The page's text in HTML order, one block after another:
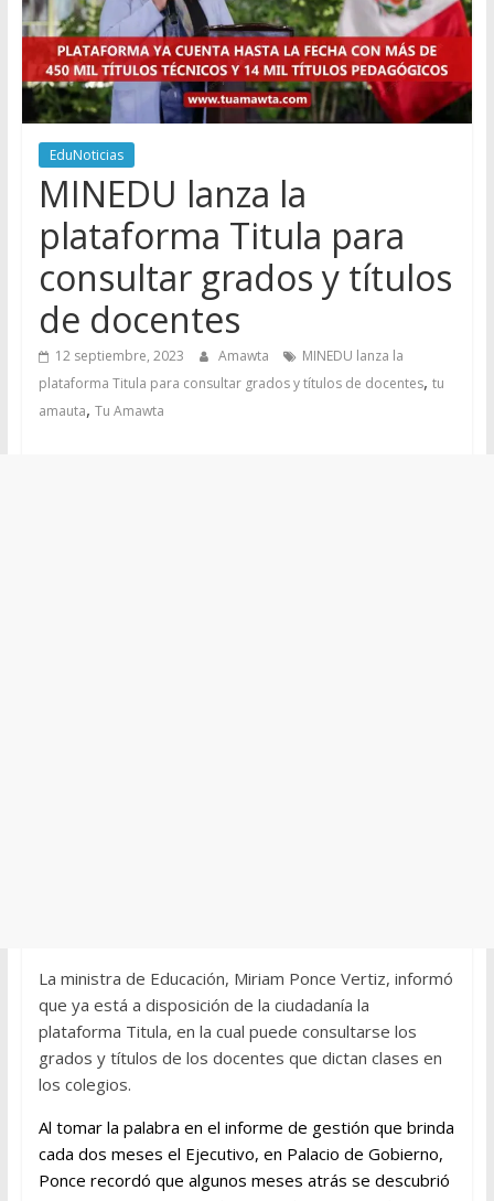
EduNoticias
MINEDU lanza la
plataforma Titula para
consultar grados y títulos
de docentes
12 septiembre, 2023 Amawta
MINEDU lanza la
plataforma Titula para consultar grados y títulos de docentes, tu
amauta, Tu Amawta
La ministra de Educación, Miriam Ponce Vertiz, informó
que ya está a disposición de la ciudadanía la
plataforma Titula, en la cual puede consultarse los
grados y títulos de los docentes que dictan clases en
los colegios.
Al tomar la palabra en el informe de gestión que brinda
cada dos meses el Ejecutivo, en Palacio de Gobierno,
Ponce recordó que algunos meses atrás se descubrió